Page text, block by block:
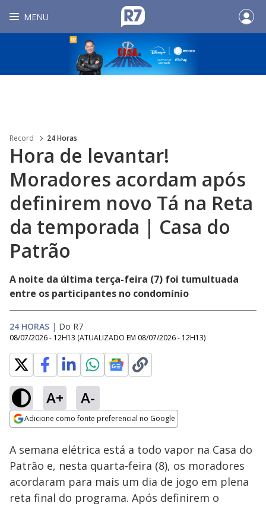
MENU
Record 24 Horas
Hora de levantar!
Moradores acordam após
definirem novo Tá na Reta
da temporada | Casa do
Patrão
A noite da última terça-feira (7) foi tumultuada
entre os participantes no condomínio
24 HORAS | Do R7
08/07/2026 - 12H13 (ATUALIZADO EM 08/07/2026 - 12H13)
A+ A-
Adicione como fonte preferencial no Google
Ativar
100.00%
A semana elétrica está a todo vapor na Casa do
Patrão e, nesta quarta-feira (8), os moradores
acordaram para mais um dia de jogo em plena
reta final do programa. Após definirem o